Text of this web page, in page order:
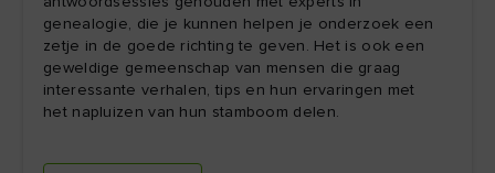
genealogie, die je kunnen helpen je onderzoek een
zetje in de goede richting te geven. Het is ook een
geweldige gemeenschap van mensen die graag
interessante verhalen, tips en hun ervaringen met
het napluizen van hun stamboom delen.